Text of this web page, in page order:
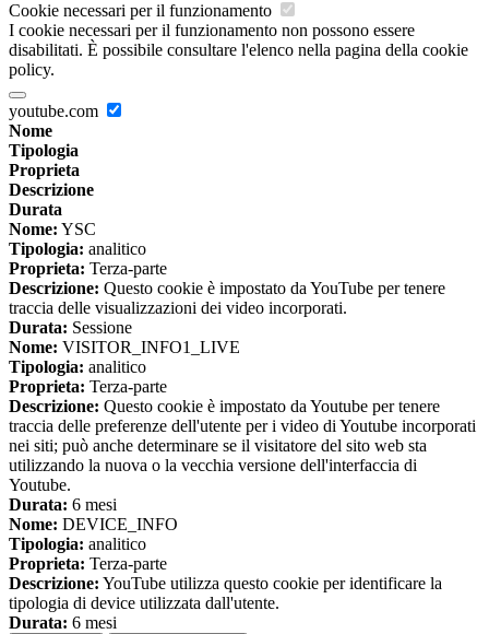
Cookie necessari per il funzionamento
I cookie necessari per il funzionamento non possono essere
disabilitati. È possibile consultare l'elenco nella pagina della cookie
policy.
youtube.com
Nome
Tipologia
Proprieta
Descrizione
Durata
Nome: YSC
Tipologia: analitico
Proprieta: Terza-parte
Descrizione: Questo cookie è impostato da YouTube per tenere
traccia delle visualizzazioni dei video incorporati.
Durata: Sessione
Nome: VISITOR_INFO1_LIVE
Tipologia: analitico
Proprieta: Terza-parte
Descrizione: Questo cookie è impostato da Youtube per tenere
traccia delle preferenze dell'utente per i video di Youtube incorporati
nei siti; può anche determinare se il visitatore del sito web sta
utilizzando la nuova o la vecchia versione dell'interfaccia di
Youtube.
Durata: 6 mesi
Nome: DEVICE_INFO
Tipologia: analitico
Proprieta: Terza-parte
Descrizione: YouTube utilizza questo cookie per identificare la
tipologia di device utilizzata dall'utente.
Durata: 6 mesi